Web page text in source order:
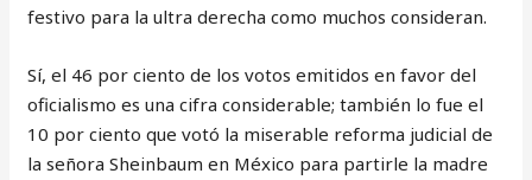
festivo para la ultra derecha como muchos consideran.
Sí, el 46 por ciento de los votos emitidos en favor del
oficialismo es una cifra considerable; también lo fue el
10 por ciento que votó la miserable reforma judicial de
la señora Sheinbaum en México para partirle la madre